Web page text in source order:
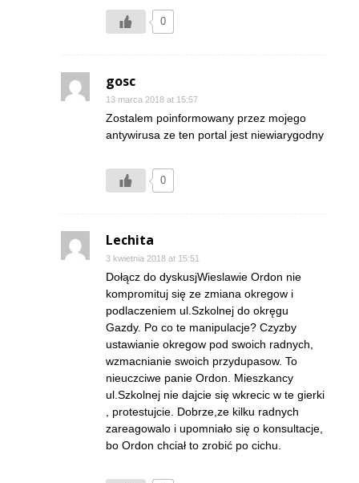
0
gosc
13 marca 2018 at 15:57
Zostalem poinformowany przez mojego
antywirusa ze ten portal jest niewiarygodny
0
Lechita
3 kwietnia 2018 at 15:51
Dołącz do dyskusjWieslawie Ordon nie
kompromituj się ze zmiana okregow i
podlaczeniem ul.Szkolnej do okręgu
Gazdy. Po co te manipulacje? Czyzby
ustawianie okregow pod swoich radnych,
wzmacnianie swoich przydupasow. To
nieuczciwe panie Ordon. Mieszkancy
ul.Szkolnej nie dajcie się wkrecic w te gierki
, protestujcie. Dobrze,ze kilku radnych
zareagowalo i upomniało się o konsultacje,
bo Ordon chciał to zrobić po cichu.